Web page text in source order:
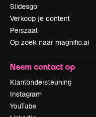
Slidesgo
Verkoop je content
Perszaal
Op zoek naar magnific.ai
Neem contact op
Klantondersteuning
Instagram
YouTube